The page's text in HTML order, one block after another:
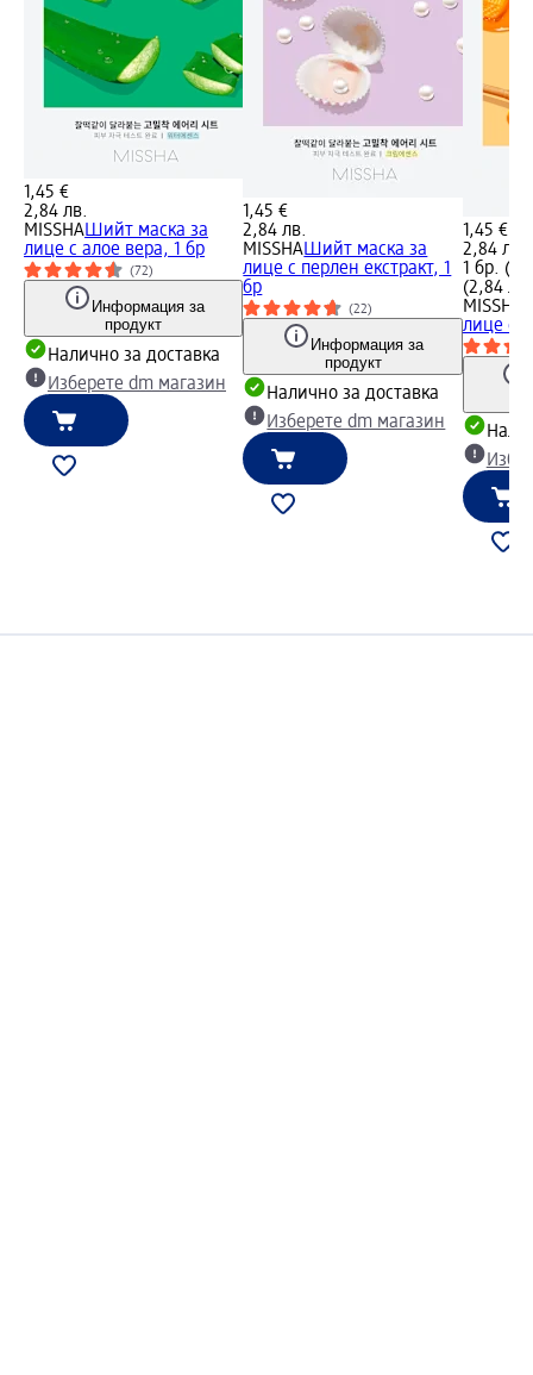
1,45 €
2,84 лв.
MISSHAШийт маска за
лице с алое вера, 1 бр
(72)
Информация за
продукт
Налично за доставка
Изберете dm магазин
1,45 €
2,84 лв.
MISSHAШийт маска за
лице с перлен екстракт, 1
бр
(22)
Информация за
продукт
Налично за доставка
Изберете dm магазин
1,45 €
2,84 лв.
1 бр.
(2,84
MISSHA
лице с